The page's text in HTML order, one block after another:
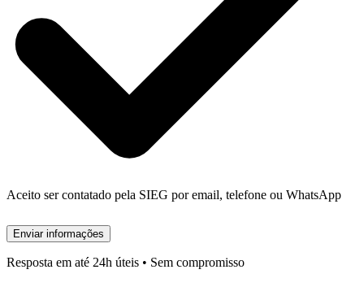
Aceito ser contatado pela SIEG por email, telefone ou WhatsApp
Enviar informações
Resposta em até 24h úteis • Sem compromisso